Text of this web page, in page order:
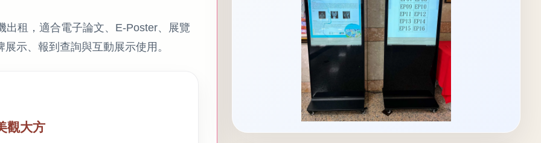
出租，適合電子論文、E-Poster、展覽
示、報到查詢與互動展示使用。
觀大方